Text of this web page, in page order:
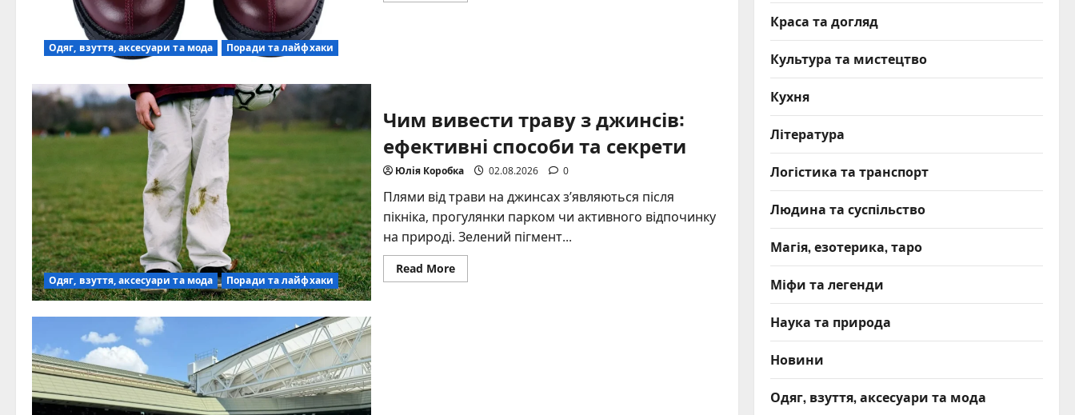
Одяг, взуття, аксесуари та мода Поради та лайфхаки
Одяг, взуття, аксесуари та мода Поради та лайфхаки
Чим вивести траву з джинсів:
ефективні способи та секрети
Юлія Коробка 02.08.2026 0
Плями від трави на джинсах з’являються після
пікніка, прогулянки парком чи активного відпочинку
на природі. Зелений пігмент...
Read MoreRead
more
Краса та догляд
Культура та мистецтво
Кухня
Література
Логістика та транспорт
Людина та суспільство
Магія, езотерика, таро
Міфи та легенди
Наука та природа
Новини
Одяг, взуття, аксесуари та мода